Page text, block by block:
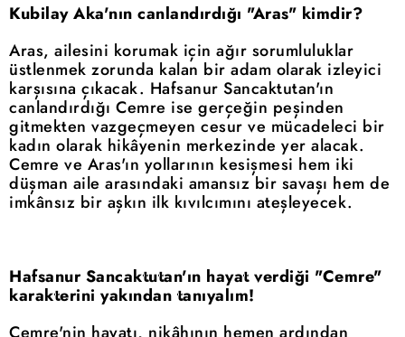
Kubilay Aka'nın canlandırdığı "Aras" kimdir?
Aras, ailesini korumak için ağır sorumluluklar
üstlenmek zorunda kalan bir adam olarak izleyici
karşısına çıkacak. Hafsanur Sancaktutan'ın
canlandırdığı Cemre ise gerçeğin peşinden
gitmekten vazgeçmeyen cesur ve mücadeleci bir
kadın olarak hikâyenin merkezinde yer alacak.
Cemre ve Aras'ın yollarının kesişmesi hem iki
düşman aile arasındaki amansız bir savaşı hem de
imkânsız bir aşkın ilk kıvılcımını ateşleyecek.
Hafsanur Sancaktutan'ın hayat verdiği "Cemre"
karakterini yakından tanıyalım!
Cemre'nin hayatı, nikâhının hemen ardından